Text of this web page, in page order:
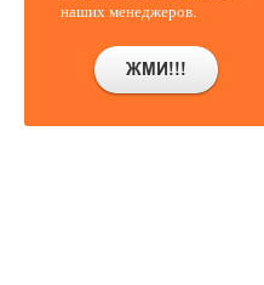
наших менеджеров.